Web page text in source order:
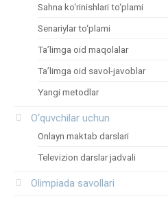
Sahna ko‘rinishlari to‘plami
Senariylar to‘plami
Ta’limga oid maqolalar
Ta’limga oid savol-javoblar
Yangi metodlar
O‘quvchilar uchun
Onlayn maktab darslari
Televizion darslar jadvali
Olimpiada savollari